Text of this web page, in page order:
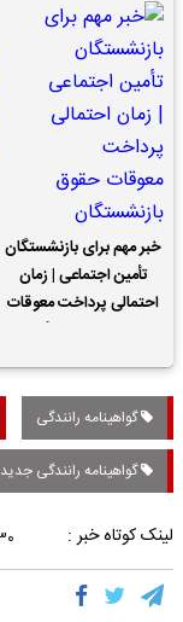
خبر مهم برای بازنشستگان
تأمین اجتماعی | زمان
احتمالی پرداخت معوقات
گواهینامه رانندگی
گواهینامه رانندگی جدید
لینک کوتاه خبر :